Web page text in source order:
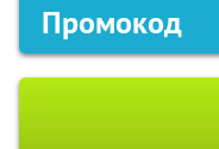
Промокод